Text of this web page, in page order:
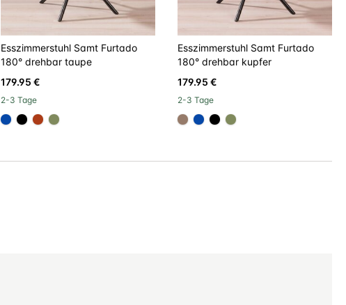
Esszimmerstuhl Samt Furtado
180° drehbar taupe
179.95 €
2-3 Tage
#0648a8
#000000
#ac3c17
#808a5d
Esszimmerstuhl Samt Furtado
180° drehbar kupfer
179.95 €
2-3 Tage
#967b6a
#0648a8
#000000
#808a5d